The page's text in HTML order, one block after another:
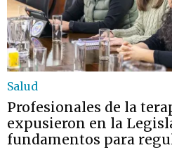
Salud
Profesionales de la
expusieron en la
fundamentos para